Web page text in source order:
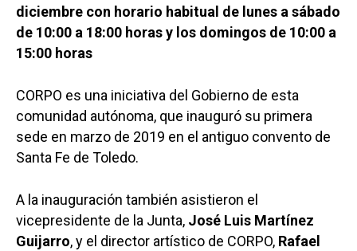
diciembre con horario habitual de lunes a sábado
de 10:00 a 18:00 horas y los domingos de 10:00 a
15:00 horas
CORPO es una iniciativa del Gobierno de esta
comunidad autónoma, que inauguró su primera
sede en marzo de 2019 en el antiguo convento de
Santa Fe de Toledo.
A la inauguración también asistieron el
vicepresidente de la Junta, José Luis Martínez
Guijarro, y el director artístico de CORPO, Rafael